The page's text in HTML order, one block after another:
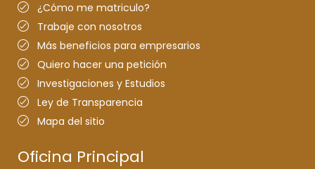
¿Cómo me matriculo?
Trabaje con nosotros
Más beneficios para empresarios
Quiero hacer una petición
Investigaciones y Estudios
Ley de Transparencia
Mapa del sitio
Oficina Principal